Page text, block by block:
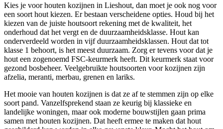
Kies je voor houten kozijnen in Lieshout, dan moet je ook nog voor
een soort hout kiezen. Er bestaan verscheidene opties. Houd bij het
kiezen van de juiste houtsoort rekening met de kwaliteit, het
onderhoud dat het vergt en de duurzaamheidsklasse. Hout kan
onderverdeeld worden in vijf duurzaamheidsklassen. Hout dat tot
klasse 1 behoort, is het meest duurzaam. Zorg er tevens voor dat je
hout een zogenoemd FSC-keurmerk heeft. Dit keurmerk staat voor
gezond bosbeheer. Veelgebruikte houtsoorten voor kozijnen zijn
afzelia, meranti, merbau, grenen en lariks.
Het mooie van houten kozijnen is dat ze af te stemmen zijn op elke
soort pand. Vanzelfsprekend staan ze keurig bij klassieke en
landelijke woningen, maar ook moderne bouwstijlen gaan prima
samen met houten kozijnen. Dat heeft ermee te maken dat hout